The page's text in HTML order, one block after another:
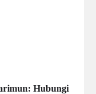
Hubungi